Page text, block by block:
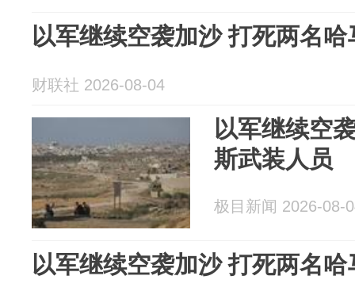
以军继续空袭加沙 打死两名
财联社 2026-08-04
以军继续空
斯武装人员
极目新闻 2026-08-
以军继续空袭加沙 打死两名